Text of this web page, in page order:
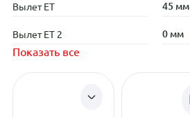
Вылет ET 45 мм
Вылет ET 2 0 мм
Показать все